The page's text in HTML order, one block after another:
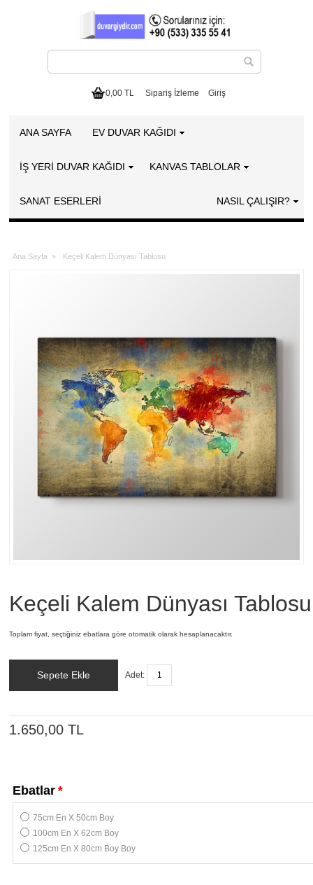
0,00 TL Sipariş İzleme Giriş
ANA SAYFA EV DUVAR KAĞIDI
İŞ YERİ DUVAR KAĞIDI KANVAS TABLOLAR
SANAT ESERLERI NASIL ÇALIŞIR?
Ana Sayfa » Keçeli Kalem Dünyası Tablosu
Keçeli Kalem Dünyası Tablosu
Toplam fiyat, seçtiğiniz ebatlara göre otomatik olarak hesaplanacaktır.
Sepete Ekle Adet:
1.650,00 TL
*
Ebatlar
75cm En X 50cm Boy
100cm En X 62cm Boy
125cm En X 80cm Boy Boy